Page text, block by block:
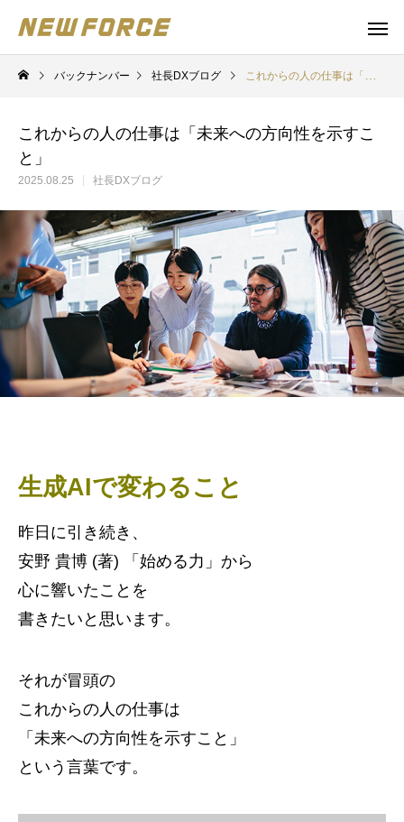
WEBコンテンツ
WEBマーケティング戦略立案
補助金
補助金の取得
バックナンバー 社長DXブログ これからの人の仕事は「未来への方向性を示すこと」
これからの人の仕事は「未来への方向性を示すこ
と」
2025.08.25 社長DXブログ
生成AIで変わること
昨日に引き続き、
安野 貴博 (著) 「始める力」から
心に響いたことを
書きたいと思います。
それが冒頭の
これからの人の仕事は
「未来への方向性を示すこと」
という言葉です。